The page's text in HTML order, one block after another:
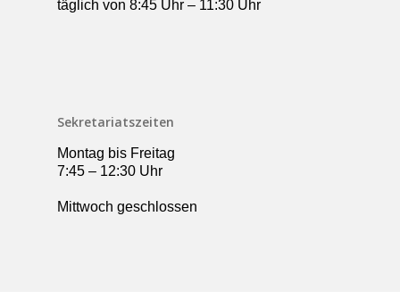
täglich von 8:45 Uhr – 11:30 Uhr
Sekretariatszeiten
Montag bis Freitag
7:45 – 12:30 Uhr
Mittwoch geschlossen